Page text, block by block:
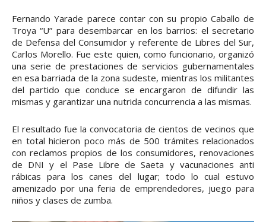
Fernando Yarade parece contar con su propio Caballo de
Troya “U” para desembarcar en los barrios: el secretario
de Defensa del Consumidor y referente de Libres del Sur,
Carlos Morello. Fue este quien, como funcionario, organizó
una serie de prestaciones de servicios gubernamentales
en esa barriada de la zona sudeste, mientras los militantes
del partido que conduce se encargaron de difundir las
mismas y garantizar una nutrida concurrencia a las mismas.
El resultado fue la convocatoria de cientos de vecinos que
en total hicieron poco más de 500 trámites relacionados
con reclamos propios de los consumidores, renovaciones
de DNI y el Pase Libre de Saeta y vacunaciones anti
rábicas para los canes del lugar; todo lo cual estuvo
amenizado por una feria de emprendedores, juego para
niños y clases de zumba.